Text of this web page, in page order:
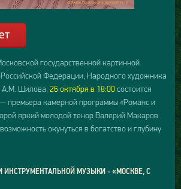
государственной картинной
Федерации, Народного художника
А.М. Шилова,26 октября в 18:00состоится
премьера камерной программы «Романс и
яркий молодой тенор Валерий Макаров
окунуться в богатство и глубину
ИНСТРУМЕНТАЛЬНОЙ МУЗЫКИ - «МОСКВЕ, С